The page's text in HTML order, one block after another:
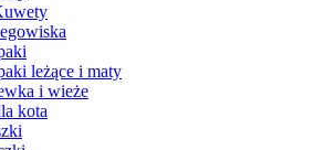
leżące i maty
i wieże
kota